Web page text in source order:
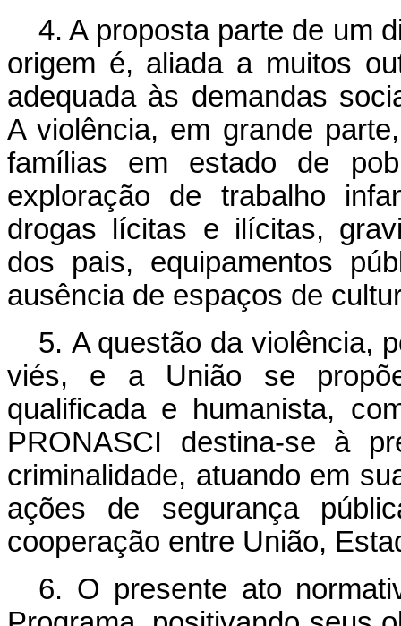
4. A proposta parte de um
origem é, aliada a muitos
adequada às demandas
A violência, em grande
famílias em estado de
exploração de trabalho
drogas lícitas e ilícitas,
dos pais, equipamentos
ausência de espaços de
5. A questão da violência,
viés, e a União se
qualificada e humanista,
PRONASCI destina-se à
criminalidade, atuando em
ações de segurança
cooperação entre União,
6. O presente ato